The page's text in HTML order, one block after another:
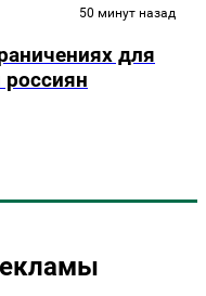
50 минут назад
для